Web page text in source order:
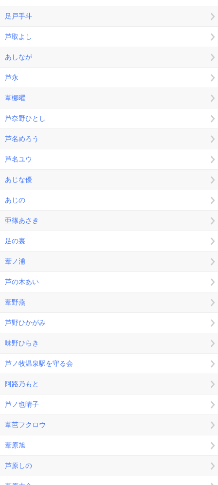
足戸手斗
芦取よし
あしなが
芦永
葦梛曜
芦奈野ひとし
芦名めろう
芦名ユウ
あじな優
あじの
亜篠あさき
足の裏
葦ノ浦
芦の木あい
葦野燕
芦野ひかがみ
味野ひらき
芦ノ牧温泉駅を守る会
阿路乃もと
芦ノ也晴子
葦芭フクロウ
葦原旭
芦原しの